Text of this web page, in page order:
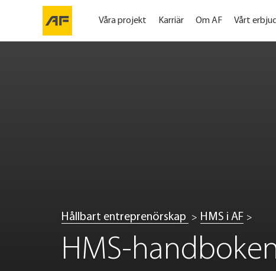
Våra projekt Karriär Om AF Vårt
Hållbart entreprenörskap HMS i AF
HMS-